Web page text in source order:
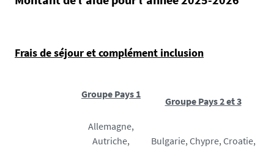
Frais de séjour et complément inclusion
Groupe Pays 1
Groupe Pays 2 et 3
Allemagne,
Autriche,
Bulgarie, Chypre, Croatie,